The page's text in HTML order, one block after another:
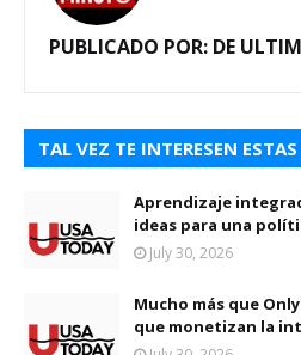
PUBLICADO POR: DE
TAL VEZ TE INTERESEN
Aprendizaje
ideas para una
July 30, 2026
Mucho más que
que monetizan la